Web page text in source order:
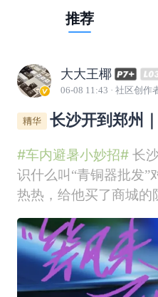
推荐
大大王椰
06-08 11:43 · 社区创作
长沙开到郑州
#车内避暑小妙招#长
识什么叫“青铜器批发”
热热，给他买了商城的
用场了，这次开P7+搞
到郑州，看了一眼能耗
度电中途补了两次，用
早规划了行程，心里